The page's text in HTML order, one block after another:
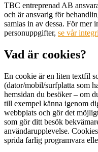
TBC entreprenad AB
och är ansvarig för
samlas in av dessa. För mer
personuppgifter, se vår
Vad är cookies?
En cookie är en liten textfil
(dator/mobil/surfplatta som
hemsidan du besöker – om
till exempel känna igenom
webbplats och gör det
som gör ditt besök
användarupplevelse.
sprida farlig programvara